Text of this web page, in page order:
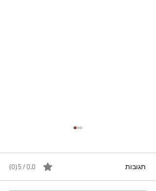
תגובות 0.0 / 5 ‏(0)